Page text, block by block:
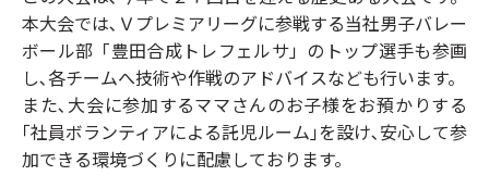
本大会では､Ｖプレミアリーグに参戦する当社男子バレー
ボール部「豊田合成トレフェルサ」のトップ選手も参画
し､各チームへ技術や作戦のアドバイスなども行います。
また､大会に参加するママさんのお子様をお預かりする
｢社員ボランティアによる託児ルーム｣を設け､安心して参
加できる環境づくりに配慮しております。